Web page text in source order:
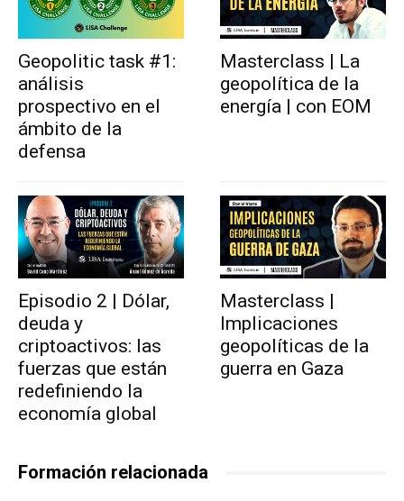
Geopolitic task #1:
análisis
prospectivo en el
ámbito de la
defensa
Masterclass | La
geopolítica de la
energía | con EOM
Episodio 2 | Dólar,
deuda y
criptoactivos: las
fuerzas que están
redefiniendo la
economía global
Masterclass |
Implicaciones
geopolíticas de la
guerra en Gaza
Formación relacionada